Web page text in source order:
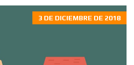
3 DE DICIEMBRE DE 2018